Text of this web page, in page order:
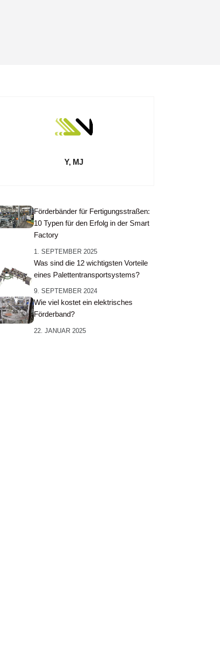
Y, MJ
Förderbänder für Fertigungsstraßen:
10 Typen für den Erfolg in der Smart
Factory
1. SEPTEMBER 2025
Was sind die 12 wichtigsten Vorteile
eines Palettentransportsystems?
9. SEPTEMBER 2024
Wie viel kostet ein elektrisches
Förderband?
22. JANUAR 2025